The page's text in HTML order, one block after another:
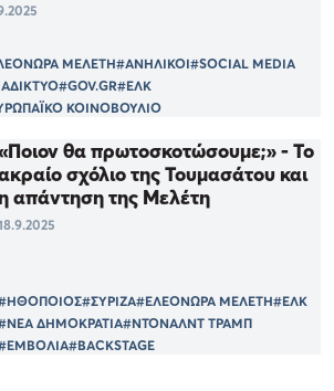
ΜΕΛΕΤΗ#ΑΝΗΛΙΚΟΙ#SOCIAL MEDIA
#GOV.GR#ΕΛΚ
ΚΟΙΝΟΒΟΥΛΙΟ
θα πρωτοσκοτώσουμε;» - Το
σχόλιο της Τουμασάτου και
η απάντηση της Μελέτη
#ΣΥΡΙΖΑ#ΕΛΕΟΝΩΡΑ ΜΕΛΕΤΗ#ΕΛΚ
ΔΗΜΟΚΡΑΤΙΑ#ΝΤΟΝΑΛΝΤ ΤΡΑΜΠ
#BACKSTAGE